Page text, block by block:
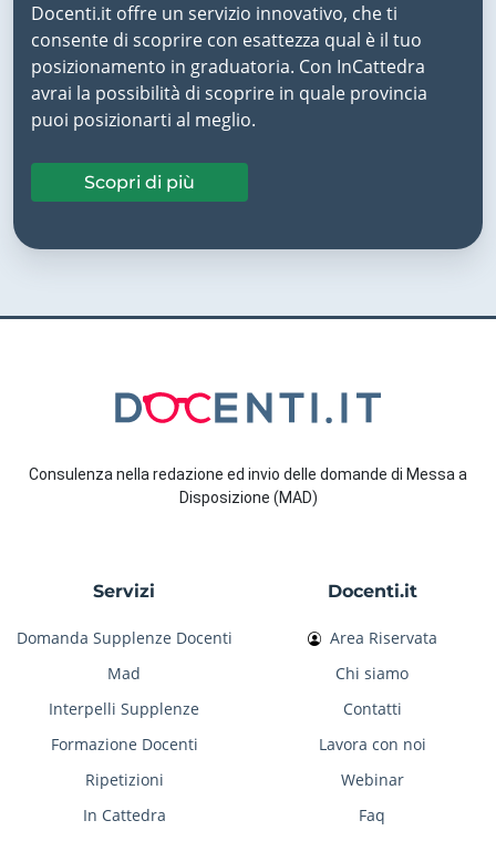
Docenti.it offre un servizio innovativo, che ti
consente di scoprire con esattezza qual è il tuo
posizionamento in graduatoria. Con InCattedra
avrai la possibilità di scoprire in quale provincia
puoi posizionarti al meglio.
Scopri di più
Consulenza nella redazione ed invio delle domande di Messa a
Disposizione (MAD)
Servizi
Domanda Supplenze Docenti
Mad
Interpelli Supplenze
Formazione Docenti
Ripetizioni
In Cattedra
Docenti.it
Area Riservata
Chi siamo
Contatti
Lavora con noi
Webinar
Faq